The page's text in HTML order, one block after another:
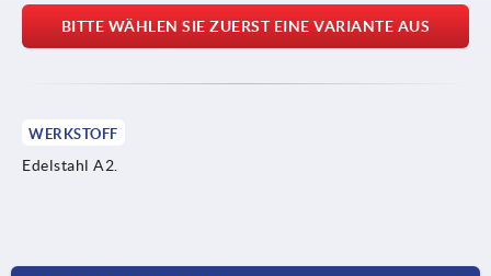
BITTE WÄHLEN SIE ZUERST EINE VARIANTE AUS
WERKSTOFF
Edelstahl A2.